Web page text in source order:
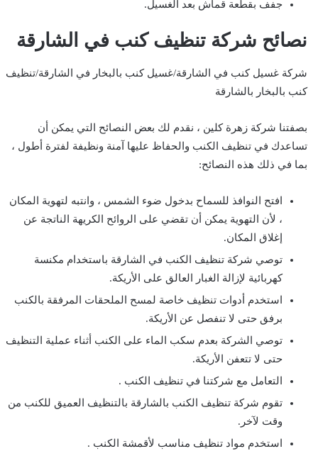
جفف بقطعة قماش بعد الغسيل.
نصائح شركة تنظيف كنب في الشارقة
شركة غسيل كنب في الشارقة/غسيل كنب بالبخار في الشارقة/تنظيف
كنب بالبخار بالشارقة
بصفتنا شركة زهرة كلين ، نقدم لك بعض النصائح التي يمكن أن
تساعدك في تنظيف الكنب والحفاظ عليها آمنة ونظيفة لفترة أطول ،
بما في ذلك هذه النصائح:
افتح النوافذ للسماح بدخول ضوء الشمس ، وانتبه لتهوية المكان
، لأن التهوية يمكن أن تقضي على الروائح الكريهة الناتجة عن
إغلاق المكان.
توصي شركة تنظيف الكنب في الشارقة باستخدام مكنسة
كهربائية لإزالة الغبار العالق على الأريكة.
استخدم أدوات تنظيف خاصة لمسح الملحقات المرفقة بالكنب
برفق حتى لا تنفصل عن الأريكة.
توصي الشركة بعدم سكب الماء على الكنب أثناء عملية التنظيف
حتى لا تتعفن الأريكة.
التعامل مع شركتنا في تنظيف الكنب .
تقوم شركة تنظيف الكنب بالشارقة بالتنظيف العميق للكنب من
وقت لآخر.
استخدم مواد تنظيف مناسب لأقمشة الكنب .